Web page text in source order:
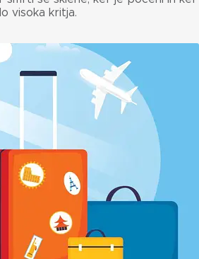
visoka kritja.